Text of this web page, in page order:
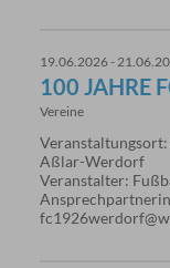
19.06.2026 -
100 JAHRE
Vereine
Veranstaltungsort:
Aßlar-Werdorf
Veranstalter: